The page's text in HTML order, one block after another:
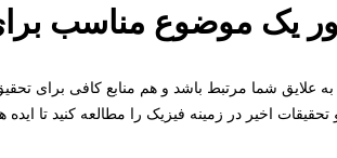
یک موضوع مناسب برای
علایق شما مرتبط باشد و هم منابع کافی برای
اخیر در زمینه فیزیک را مطالعه کنید تا ایده